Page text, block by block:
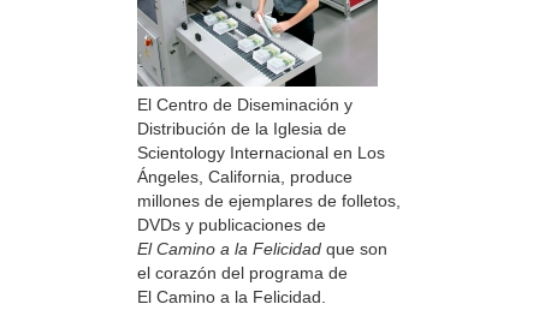
El Centro de Diseminación y
Distribución de la Iglesia de
Scientology Internacional en Los
Ángeles, California, produce
millones de ejemplares de folletos,
DVDs y publicaciones de
El Camino a la Felicidad que son
el corazón del programa de
El Camino a la Felicidad.